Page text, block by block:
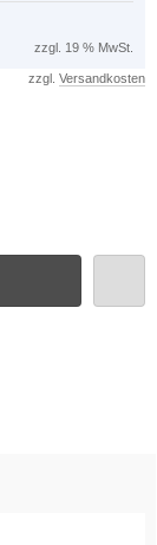
zzgl. 19 % MwSt.
zzgl. Versandkosten